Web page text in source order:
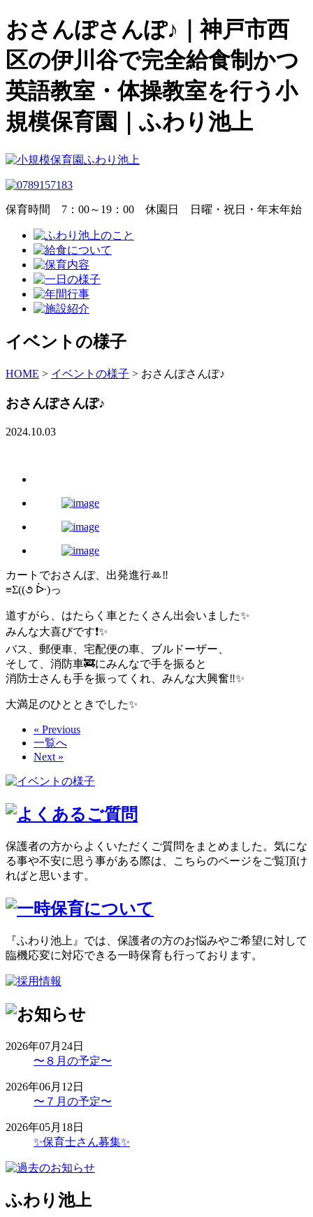
おさんぽさんぽ♪｜神戸市西
区の伊川谷で完全給食制かつ
英語教室・体操教室を行う小
規模保育園｜ふわり池上
保育時間 7：00～19：00 休園日 日曜・祝日・年末年始
イベントの様子
HOME > イベントの様子 > おさんぽさんぽ♪
おさんぽさんぽ♪
2024.10.03
カートでおさんぽ、出発進行‪ꔛ‬‼️
≡Σ((૭ ᐕ)っ
道すがら、はたらく車とたくさん出会いました✨
みんな大喜びです❗️✨
バス、郵便車、宅配便の車、ブルドーザー、
そして、消防車🚒にみんなで手を振ると
消防士さんも手を振ってくれ、みんな大興奮‼️✨
大満足のひとときでした✨
« Previous
一覧へ
Next »
保護者の方からよくいただくご質問をまとめました。気にな
る事や不安に思う事がある際は、こちらのページをご覧頂け
ればと思います。
『ふわり池上』では、保護者の方のお悩みやご希望に対して
臨機応変に対応できる一時保育も行っております。
2026年07月24日
〜８月の予定〜
2026年06月12日
〜７月の予定〜
2026年05月18日
✨保育士さん募集✨
ふわり池上